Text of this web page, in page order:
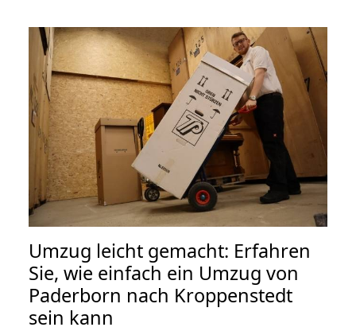
Umzug leicht gemacht: Erfahren
Sie, wie einfach ein Umzug von
Paderborn nach Kroppenstedt
sein kann